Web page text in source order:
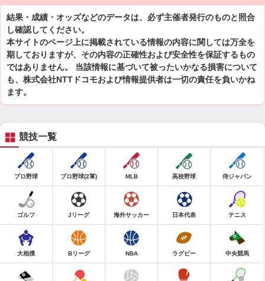
結果・成績・オッズなどのデータは、必ず主催者発行のものと照合
し確認してください。
本サイトのページ上に掲載されている情報の内容に関しては万全を
期しておりますが、その内容の正確性および安全性を保証するもの
ではありません。 当該情報に基づいて被ったいかなる損害について
も、株式会社NTTドコモおよび情報提供者は一切の責任を負いかね
ます。
競技一覧
プロ野球 プロ野球(2軍) MLB 高校野球 侍ジャパン
ゴルフ Jリーグ 海外サッカー 日本代表 テニス
大相撲 Bリーグ NBA ラグビー 中央競馬